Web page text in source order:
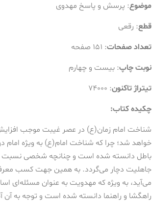
موضوع: پرسش و پاسخ مهدوی
قطع: رقعی
تعداد صفحات: ۱۵۱ صفحه
نوبت چاپ: بیست و چهارم
تیتراژ تاکنون: ۷۴۰۰۰
چکیده کتاب:
شناخت امام زمان(ع) در عصر غیبت موجب
خواهد شد؛ چرا که شناخت امام(ع) به ویژه امام
باطل دانسته شده است و چنانچه شخصی نسبت
جاهلیت دچار می‌گردد. به همین جهت کسب
می‌آید، به ویژه‌ که مهدویت به عنوان مسئله‌ای
راهگشا و راهنما دانسته‌ شده است و توجه به آن